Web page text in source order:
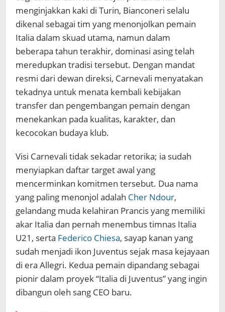
menginjakkan kaki di Turin, Bianconeri selalu
dikenal sebagai tim yang menonjolkan pemain
Italia dalam skuad utama, namun dalam
beberapa tahun terakhir, dominasi asing telah
meredupkan tradisi tersebut. Dengan mandat
resmi dari dewan direksi, Carnevali menyatakan
tekadnya untuk menata kembali kebijakan
transfer dan pengembangan pemain dengan
menekankan pada kualitas, karakter, dan
kecocokan budaya klub.
Visi Carnevali tidak sekadar retorika; ia sudah
menyiapkan daftar target awal yang
mencerminkan komitmen tersebut. Dua nama
yang paling menonjol adalah Cher Ndour,
gelandang muda kelahiran Prancis yang memiliki
akar Italia dan pernah menembus timnas Italia
U21, serta Federico Chiesa, sayap kanan yang
sudah menjadi ikon Juventus sejak masa kejayaan
di era Allegri. Kedua pemain dipandang sebagai
pionir dalam proyek “Italia di Juventus” yang ingin
dibangun oleh sang CEO baru.